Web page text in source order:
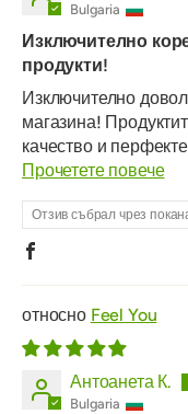
Bulgaria
Изключително
продукти!
Изключително
магазина!
качество и
Прочетете повече
Отзив събрал чрез
Feel You
Антоанета К.
Bulgaria